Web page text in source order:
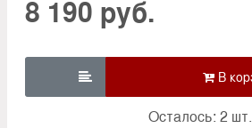
8 190 руб.

Осталось: 2 шт.